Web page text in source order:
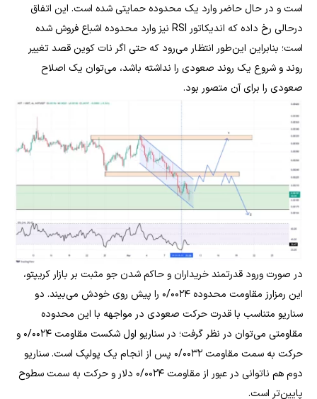
است و در حال حاضر وارد یک محدوده حمایتی شده است. این اتفاق
درحالی رخ داده که اندیکاتور RSI نیز وارد محدوده اشباع فروش شده
است؛ بنابراین این‌طور انتظار می‌رود که حتی اگر نات کوین قصد تغییر
روند و شروع یک روند صعودی را نداشته باشد، می‌توان یک اصلاح
صعودی را برای آن متصور بود.
در صورت ورود قدرتمند خریداران و حاکم شدن جو مثبت بر بازار کریپتو،
این رمزارز مقاومت محدوده ۰/۰۰۲۴ را پیش روی خودش می‌بیند. دو
سناریو متناسب با قدرت حرکت صعودی در مواجهه با این محدوده
مقاومتی می‌توان در نظر گرفت؛ در سناریو اول شکست مقاومت ۰/۰۰۲۴ و
حرکت به سمت مقاومت ۰/۰۰۳۲ پس از انجام یک پولپک است. سناریو
دوم هم ناتوانی در عبور از مقاومت ۰/۰۰۲۴ دلار و حرکت به سمت سطوح
پایین‌تر است.